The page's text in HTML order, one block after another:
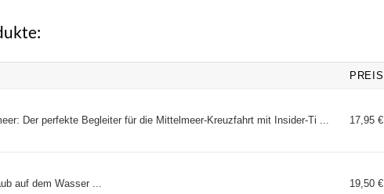
PREIS
Der perfekte Begleiter für die Mittelmeer-Kreuzfahrt mit Insider-Ti ... 17,95 €
auf dem Wasser ... 19,50 €